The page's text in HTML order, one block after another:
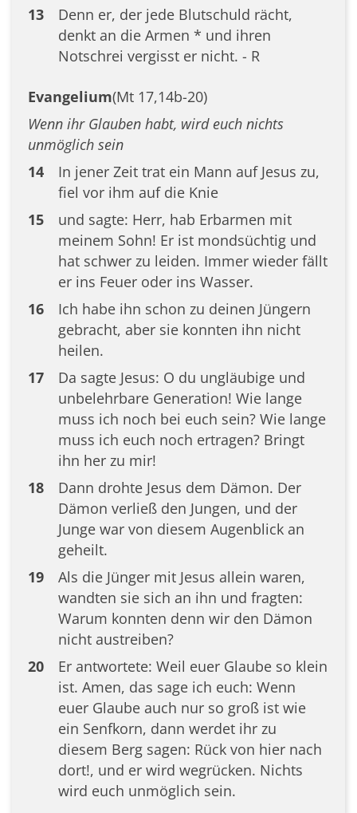
13
Denn er, der jede Blutschuld rächt,
denkt an die Armen * und ihren
Notschrei vergisst er nicht. - R
Evangelium(Mt 17,14b-20)
Wenn ihr Glauben habt, wird euch nichts
unmöglich sein
14
In jener Zeit trat ein Mann auf Jesus zu,
fiel vor ihm auf die Knie
15
und sagte: Herr, hab Erbarmen mit
meinem Sohn! Er ist mondsüchtig und
hat schwer zu leiden. Immer wieder fällt
er ins Feuer oder ins Wasser.
16
Ich habe ihn schon zu deinen Jüngern
gebracht, aber sie konnten ihn nicht
heilen.
17
Da sagte Jesus: O du ungläubige und
unbelehrbare Generation! Wie lange
muss ich noch bei euch sein? Wie lange
muss ich euch noch ertragen? Bringt
ihn her zu mir!
18
Dann drohte Jesus dem Dämon. Der
Dämon verließ den Jungen, und der
Junge war von diesem Augenblick an
geheilt.
19
Als die Jünger mit Jesus allein waren,
wandten sie sich an ihn und fragten:
Warum konnten denn wir den Dämon
nicht austreiben?
20
Er antwortete: Weil euer Glaube so klein
ist. Amen, das sage ich euch: Wenn
euer Glaube auch nur so groß ist wie
ein Senfkorn, dann werdet ihr zu
diesem Berg sagen: Rück von hier nach
dort!, und er wird wegrücken. Nichts
wird euch unmöglich sein.